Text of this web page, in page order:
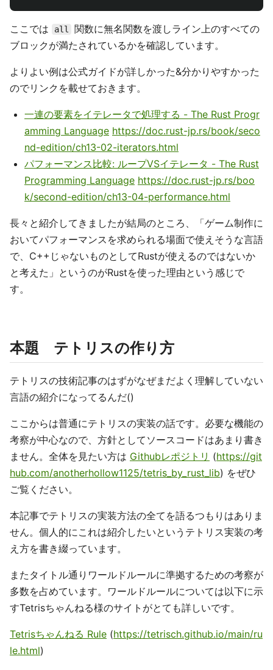
ここでは all
関数に無名関数を渡しライン上のすべての
ブロックが満たされているかを確認しています。
よりよい例は公式ガイドが詳しかった&分かりやすかった
のでリンクを載せておきます。
一連の要素をイテレータで処理する - The Rust Progr
amming Language https://doc.rust-jp.rs/book/seco
nd-edition/ch13-02-iterators.html
パフォーマンス比較: ループVSイテレータ - The Rust
Programming Language https://doc.rust-jp.rs/boo
k/second-edition/ch13-04-performance.html
長々と紹介してきましたが結局のところ、「ゲーム制作に
おいてパフォーマンスを求められる場面で使えそうな言語
で、C++じゃないものとしてRustが使えるのではないか
と考えた」というのがRustを使った理由という感じで
す。
本題 テトリスの作り方
テトリスの技術記事のはずがなぜまだよく理解していない
言語の紹介になってるんだ()
ここからは普通にテトリスの実装の話です。必要な機能の
考察が中心なので、方針としてソースコードはあまり書き
ません。全体を見たい方は Githubレポジトリ (https://git
hub.com/anotherhollow1125/tetris_by_rust_lib) をぜひ
ご覧ください。
本記事でテトリスの実装方法の全てを語るつもりはありま
せん。個人的にこれは紹介したいというテトリス実装の考
え方を書き綴っています。
またタイトル通りワールドルールに準拠するための考察が
多数を占めています。ワールドルールについては以下に示
すTetrisちゃんねる様のサイトがとても詳しいです。
Tetrisちゃんねる Rule (https://tetrisch.github.io/main/ru
le.html)